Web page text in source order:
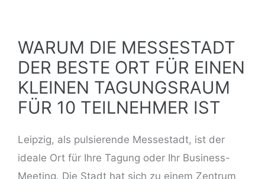
WARUM DIE MESSESTADT
DER BESTE ORT FÜR EINEN
KLEINEN TAGUNGSRAUM
FÜR 10 TEILNEHMER IST
Leipzig, als pulsierende Messestadt, ist der
ideale Ort für Ihre Tagung oder Ihr Business-
Meeting. Die Stadt hat sich zu einem Zentrum